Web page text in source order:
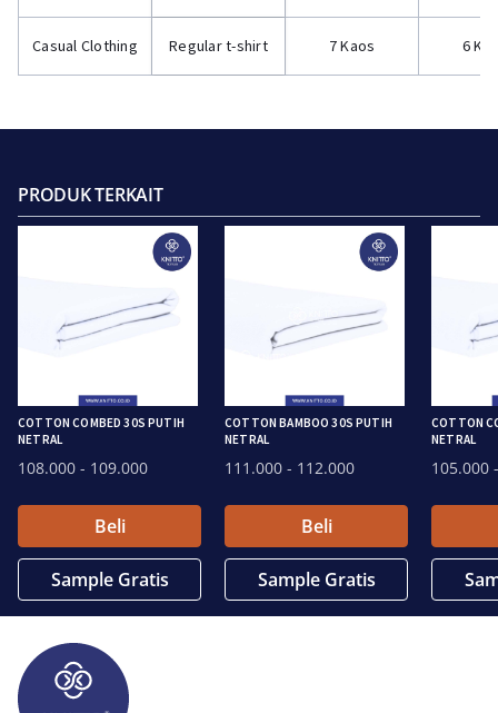
Casual Clothing Regular t-shirt 7 Kaos 6
PRODUK TERKAIT
COTTON COMBED 30S PUTIH
NETRAL
108.000 - 109.000
Beli
Sample Gratis
COTTON BAMBOO 30S PUTIH
NETRAL
111.000 - 112.000
Beli
Sample Gratis
COTTON
NETRAL
105.000